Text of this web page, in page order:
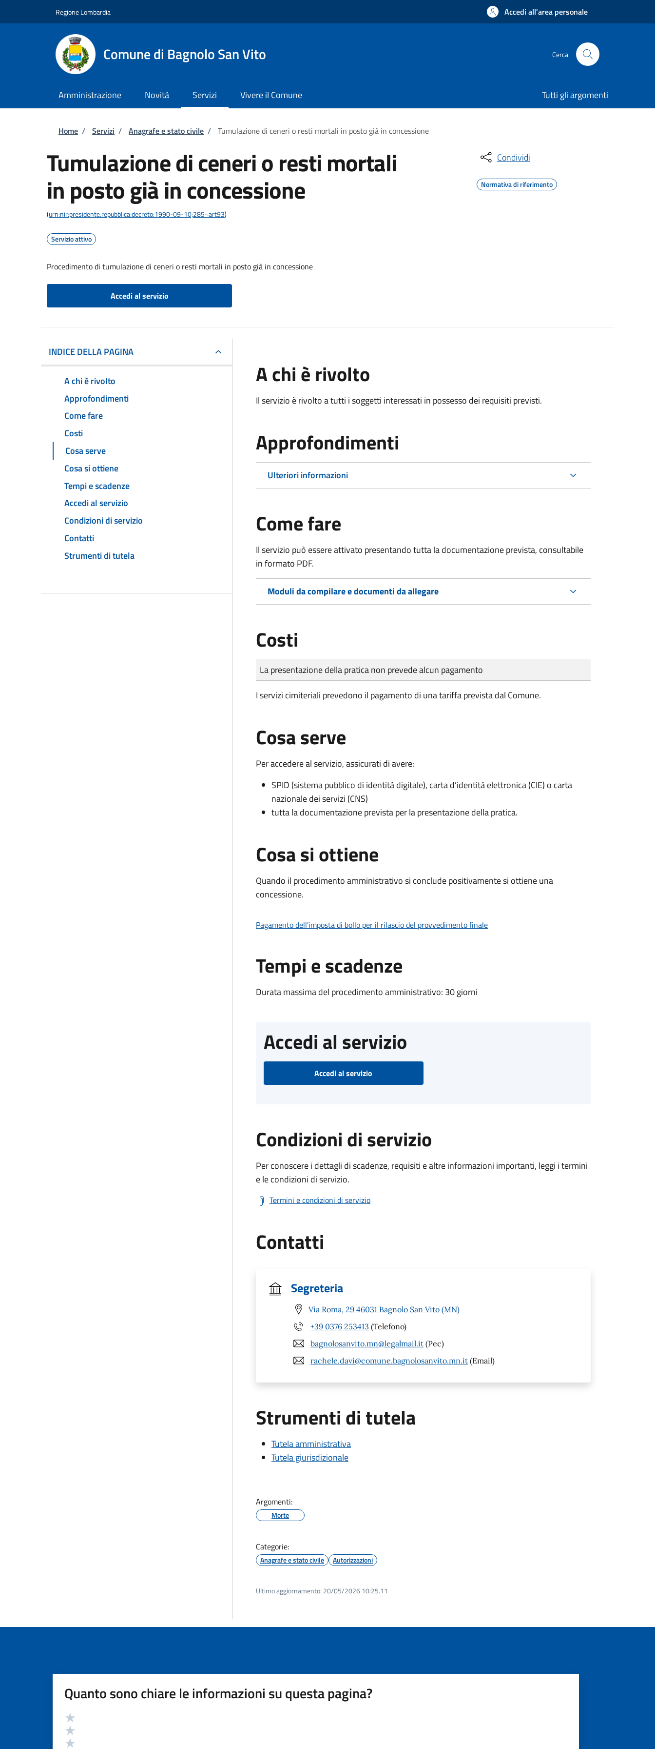
Regione Lombardia Accedi all'area personale
Comune di Bagnolo San Vito Cerca
Amministrazione Novità Servizi Vivere il Comune Tutti gli argomenti
Briciole di pane
Home / Servizi / Anagrafe e stato civile / Tumulazione di ceneri o resti mortali in posto già in concessione
Tumulazione di ceneri o resti mortali
in posto già in concessione
(urn:nir:presidente.repubblica:decreto:1990-09-10;285~art93)
Servizio attivo
Procedimento di tumulazione di ceneri o resti mortali in posto già in concessione
Accedi al servizio
Condividi
Normativa di riferimento
INDICE DELLA PAGINA
A chi è rivolto
Approfondimenti
Come fare
Costi
Cosa serve
Cosa si ottiene
Tempi e scadenze
Accedi al servizio
Condizioni di servizio
Contatti
Strumenti di tutela
A chi è rivolto
Il servizio è rivolto a tutti i soggetti interessati in possesso dei requisiti previsti.
Approfondimenti
Ulteriori informazioni
Come fare
Il servizio può essere attivato presentando tutta la documentazione prevista, consultabile
in formato PDF.
Moduli da compilare e documenti da allegare
Costi
Tipo di pagamento
Importo
La presentazione della pratica non prevede alcun pagamento
I servizi cimiteriali prevedono il pagamento di una tariffa prevista dal Comune.
Cosa serve
Per accedere al servizio, assicurati di avere:
SPID (sistema pubblico di identità digitale), carta d’identità elettronica (CIE) o carta
nazionale dei servizi (CNS)
tutta la documentazione prevista per la presentazione della pratica.
Cosa si ottiene
Quando il procedimento amministrativo si conclude positivamente si ottiene una
concessione.
Pagamento dell'imposta di bollo per il rilascio del provvedimento finale
Tempi e scadenze
Durata massima del procedimento amministrativo: 30 giorni
Accedi al servizio
Accedi al servizio
Condizioni di servizio
Per conoscere i dettagli di scadenze, requisiti e altre informazioni importanti, leggi i termini
e le condizioni di servizio.
Termini e condizioni di servizio
Contatti
Segreteria
Via Roma, 29 46031 Bagnolo San Vito (MN)
+39 0376 253413 (Telefono)
bagnolosanvito.mn@legalmail.it (Pec)
rachele.davi@comune.bagnolosanvito.mn.it (Email)
Strumenti di tutela
Tutela amministrativa
Tutela giurisdizionale
Argomenti:
Morte
Categorie:
Anagrafe e stato civile Autorizzazioni
Ultimo aggiornamento: 20/05/2026 10:25.11
Quanto sono chiare le informazioni su questa pagina?
Valutazione